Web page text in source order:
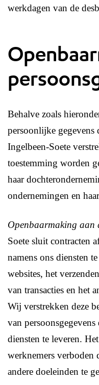
werkdagen van de
Behalve zoals
persoonlijke gegevens
Ingelbeen-Soete
toestemming worden
haar
ondernemingen en
Openbaarmaking aan
Soete sluit contracten
namens ons diensten
websites, het
van transacties en het
Wij verstrekken deze
van
diensten te leveren.
werknemers verboden
andere doeleinden te